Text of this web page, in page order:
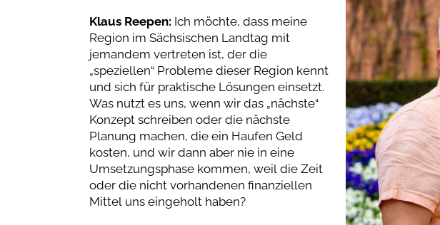
Klaus Reepen: Ich möchte, dass meine
Region im Sächsischen Landtag mit
jemandem vertreten ist, der die
„speziellen“ Probleme dieser Region kennt
und sich für praktische Lösungen einsetzt.
Was nutzt es uns, wenn wir das „nächste“
Konzept schreiben oder die nächste
Planung machen, die ein Haufen Geld
kosten, und wir dann aber nie in eine
Umsetzungsphase kommen, weil die Zeit
oder die nicht vorhandenen finanziellen
Mittel uns eingeholt haben?